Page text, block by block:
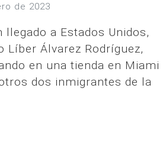
de 2023
llegado a Estados Unidos,
Líber Álvarez Rodríguez,
en una tienda en Miami
dos inmigrantes de la